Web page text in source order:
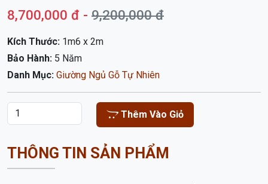
8,700,000 đ - 9,200,000 đ
Kích Thước: 1m6 x 2m
Bảo Hành: 5 Năm
Danh Mục: Giường Ngủ Gỗ Tự Nhiên
Thêm Vào Giỏ
THÔNG TIN SẢN PHẨM